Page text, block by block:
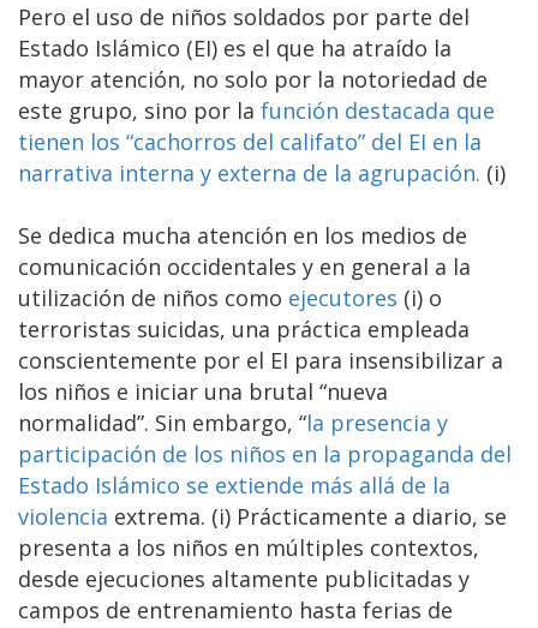
Pero el uso de niños soldados por parte del
Estado Islámico (EI) es el que ha atraído la
mayor atención, no solo por la notoriedad de
este grupo, sino por la función destacada que
tienen los “cachorros del califato” del EI en la
narrativa interna y externa de la agrupación. (i)
Se dedica mucha atención en los medios de
comunicación occidentales y en general a la
utilización de niños como ejecutores (i) o
terroristas suicidas, una práctica empleada
conscientemente por el EI para insensibilizar a
los niños e iniciar una brutal “nueva
normalidad”. Sin embargo, “la presencia y
participación de los niños en la propaganda del
Estado Islámico se extiende más allá de la
violencia extrema. (i) Prácticamente a diario, se
presenta a los niños en múltiples contextos,
desde ejecuciones altamente publicitadas y
campos de entrenamiento hasta ferias de